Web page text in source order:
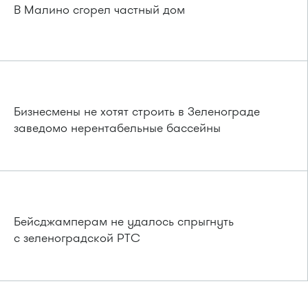
В Малино сгорел частный дом
Бизнесмены не хотят строить в Зеленограде
заведомо нерентабельные бассейны
Бейсджамперам не удалось спрыгнуть
с зеленоградской РТС